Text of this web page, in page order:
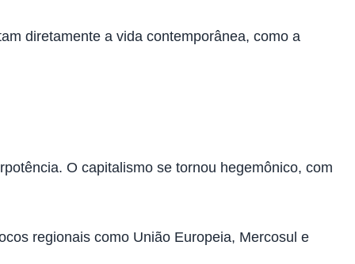
diretamente a vida contemporânea, como a
O capitalismo se tornou hegemônico, com
regionais como União Europeia, Mercosul e